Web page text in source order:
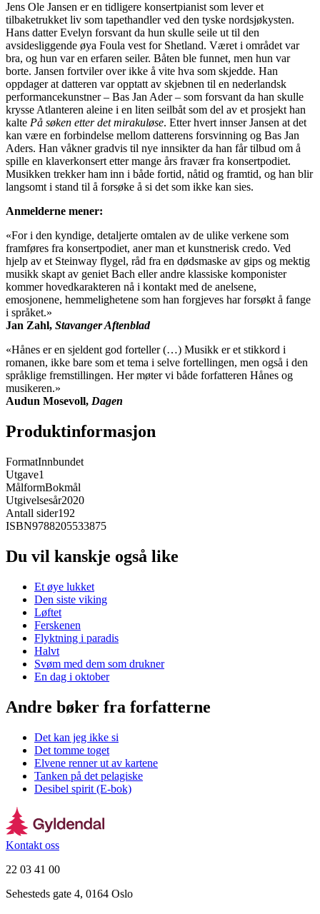
Jens Ole Jansen er en tidligere konsertpianist som lever et
tilbaketrukket liv som tapethandler ved den tyske nordsjøkysten.
Hans datter Evelyn forsvant da hun skulle seile ut til den
avsidesliggende øya Foula vest for Shetland. Været i området var
bra, og hun var en erfaren seiler. Båten ble funnet, men hun var
borte. Jansen fortviler over ikke å vite hva som skjedde. Han
oppdager at datteren var opptatt av skjebnen til en nederlandsk
performancekunstner – Bas Jan Ader – som forsvant da han skulle
krysse Atlanteren aleine i en liten seilbåt som del av et prosjekt han
kalte På søken etter det mirakuløse. Etter hvert innser Jansen at det
kan være en forbindelse mellom datterens forsvinning og Bas Jan
Aders. Han våkner gradvis til nye innsikter da han får tilbud om å
spille en klaverkonsert etter mange års fravær fra konsertpodiet.
Musikken trekker ham inn i både fortid, nåtid og framtid, og han blir
langsomt i stand til å forsøke å si det som ikke kan sies.
Anmelderne mener:
«For i den kyndige, detaljerte omtalen av de ulike verkene som
framføres fra konsertpodiet, aner man et kunstnerisk credo. Ved
hjelp av et Steinway flygel, råd fra en dødsmaske av gips og mektig
musikk skapt av geniet Bach eller andre klassiske komponister
kommer hovedkarakteren nå i kontakt med de anelsene,
emosjonene, hemmelighetene som han forgjeves har forsøkt å fange
i språket.»
Jan Zahl, Stavanger Aftenblad
«Hånes er en sjeldent god forteller (…) Musikk er et stikkord i
romanen, ikke bare som et tema i selve fortellingen, men også i den
språklige fremstillingen. Her møter vi både forfatteren Hånes og
musikeren.»
Audun Mosevoll, Dagen
Produktinformasjon
FormatInnbundet
Utgave1
MålformBokmål
Utgivelsesår2020
Antall sider192
ISBN9788205533875
Du vil kanskje også like
Et øye lukket
Den siste viking
Løftet
Ferskenen
Flyktning i paradis
Halvt
Svøm med dem som drukner
En dag i oktober
Andre bøker fra forfatterne
Det kan jeg ikke si
Det tomme toget
Elvene renner ut av kartene
Tanken på det pelagiske
Desibel spirit (E-bok)
Kontakt oss
22 03 41 00
Sehesteds gate 4, 0164 Oslo